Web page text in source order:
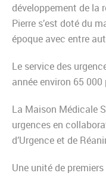
développement de la
Pierre s’est doté du
époque avec entre
Le service des
année environ 65
La Maison Médicale
urgences en
d’Urgence et de
Une unité de